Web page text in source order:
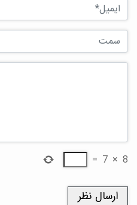
8
×
7
=